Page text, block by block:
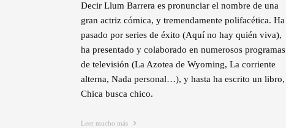
Decir Llum Barrera es pronunciar el nombre de una
gran actriz cómica, y tremendamente polifacética. Ha
pasado por series de éxito (Aquí no hay quién viva),
ha presentado y colaborado en numerosos programas
de televisión (La Azotea de Wyoming, La corriente
alterna, Nada personal…), y hasta ha escrito un libro,
Chica busca chico.
Leer mucho más